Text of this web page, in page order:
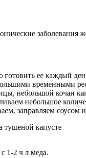
ее каждый
временными
небольшой кочан
небольшое
заправляем
капусте
1-2 ч л меда.